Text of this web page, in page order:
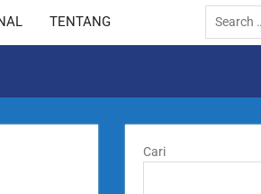
TENTANG
Search
for:
Cari